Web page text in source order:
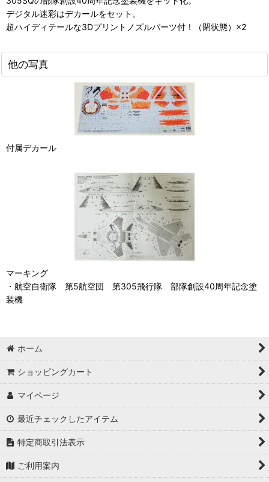
デジタル迷彩はデカールをセット。
超ハイディテールな3Dプリントノズルパーツ付！（閉状態）×2
他の写真
付属デカール
マーキング
・航空自衛隊 第5航空団 第305飛行隊 部隊創設40周年記念塗
装機
ホーム
ショッピングカート
マイページ
最近チェックしたアイテム
特定商取引法表示
ご利用案内